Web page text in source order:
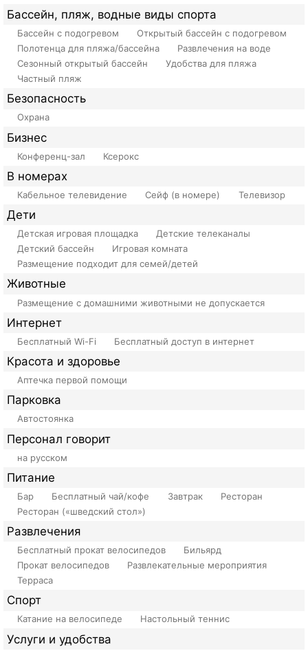
Бассейн, пляж, водные виды спорта
Бассейн с подогревом
Открытый бассейн с подогревом
Полотенца для пляжа/бассейна
Развлечения на воде
Сезонный открытый бассейн
Удобства для пляжа
Частный пляж
Безопасность
Охрана
Бизнес
Конференц-зал Ксерокс
В номерах
Кабельное телевидение Сейф (в номере) Телевизор
Дети
Детская игровая площадка
Детские телеканалы
Детский бассейн
Игровая комната
Размещение подходит для семей/детей
Животные
Размещение с домашними животными не допускается
Интернет
Бесплатный Wi-Fi Бесплатный доступ в интернет
Красота и здоровье
Аптечка первой помощи
Парковка
Автостоянка
Персонал говорит
на русском
Питание
Бар Бесплатный чай/кофе Завтрак
Ресторан
Ресторан («шведский стол»)
Развлечения
Бесплатный прокат велосипедов
Бильярд
Прокат велосипедов
Развлекательные мероприятия
Терраса
Спорт
Катание на велосипеде Настольный теннис
Услуги и удобства